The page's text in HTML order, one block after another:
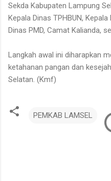
Sekda Kabupaten Lampung
Kepala Dinas TPHBUN,
Dinas PMD, Camat Kalianda,
Langkah awal ini diharapkan
ketahanan pangan dan
Selatan. (Kmf)
PEMKAB LAMSEL